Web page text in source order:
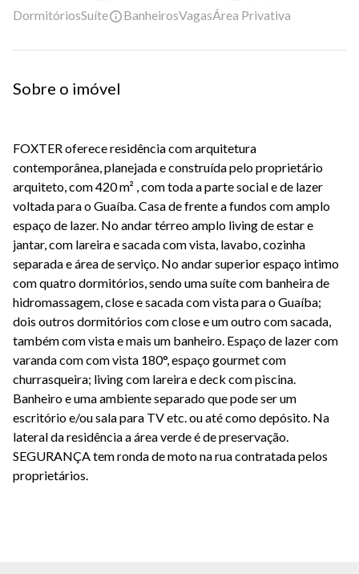
DormitóriosSuíte BanheirosVagasÁrea Privativa
Sobre o imóvel
FOXTER oferece residência com arquitetura
contemporânea, planejada e construída pelo proprietário
arquiteto, com 420 m² , com toda a parte social e de lazer
voltada para o Guaíba. Casa de frente a fundos com amplo
espaço de lazer. No andar térreo amplo living de estar e
jantar, com lareira e sacada com vista, lavabo, cozinha
separada e área de serviço. No andar superior espaço intimo
com quatro dormitórios, sendo uma suíte com banheira de
hidromassagem, close e sacada com vista para o Guaíba;
dois outros dormitórios com close e um outro com sacada,
também com vista e mais um banheiro. Espaço de lazer com
varanda com com vista 180°, espaço gourmet com
churrasqueira; living com lareira e deck com piscina.
Banheiro e uma ambiente separado que pode ser um
escritório e/ou sala para TV etc. ou até como depósito. Na
lateral da residência a área verde é de preservação.
SEGURANÇA tem ronda de moto na rua contratada pelos
proprietários.